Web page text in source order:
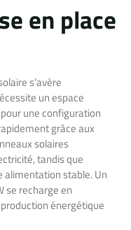
en place
s’avère
un espace
une configuration
grâce aux
solaires
tandis que
alimentation stable. Un
se recharge en
énergétique